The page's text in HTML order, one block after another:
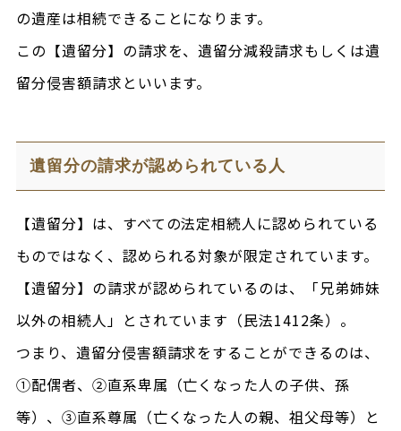
の遺産は相続できることになります。
この【遺留分】の請求を、遺留分減殺請求もしくは遺
留分侵害額請求といいます。
遺留分の請求が認められている人
【遺留分】は、すべての法定相続人に認められている
ものではなく、認められる対象が限定されています。
【遺留分】の請求が認められているのは、「兄弟姉妹
以外の相続人」とされています（民法1412条）。
つまり、遺留分侵害額請求をすることができるのは、
①配偶者、②直系卑属（亡くなった人の子供、孫
等）、③直系尊属（亡くなった人の親、祖父母等）と